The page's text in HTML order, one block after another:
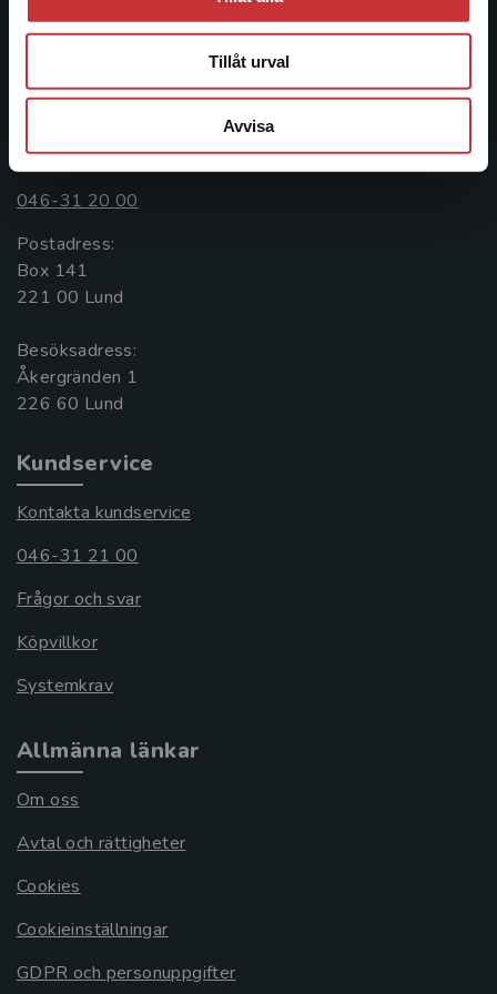
Tillåt urval
Avvisa
informationstjänster i utbudet, finns Studentlitteratur med
längs hela kunskapsresan.
Kontakta oss
Kontakta oss
046-31 20 00
Postadress:
Box 141
221 00 Lund
Besöksadress:
Åkergränden 1
Kundservice
Kontakta kundservice
046-31 21 00
Frågor och svar
Köpvillkor
Systemkrav
Allmänna länkar
Om oss
Avtal och rättigheter
Cookies
Cookieinställningar
GDPR och personuppgifter